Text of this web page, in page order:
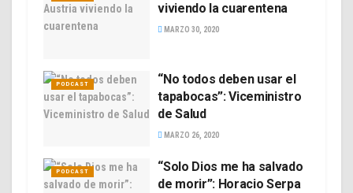
viviendo la cuarentena
MARZO 30, 2020
PODCAST
“No todos deben usar el
tapabocas”: Viceministro
de Salud
MARZO 26, 2020
PODCAST
“Solo Dios me ha salvado
de morir”: Horacio Serpa